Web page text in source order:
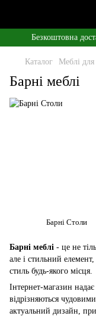
Безкоштовна
Каталог Меблі
Барні меблі
Барні меблі - це не
але і стильний елемент,
стиль будь-якого місця.
Інтернет-магазин
відрізняються
актуальний дизайн,
Барні Столи